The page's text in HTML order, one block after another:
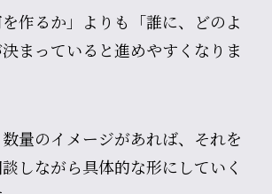
作るか」よりも「誰に、どのよ
まっていると進めやすくなりま
量のイメージがあれば、それを
しながら具体的な形にしていく